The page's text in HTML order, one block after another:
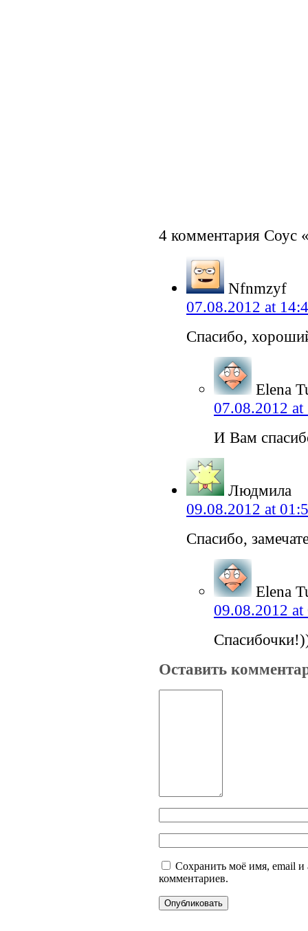
4 комментария Соус
Nfnmzyf
07.08.2012 at
Спасибо,
Elena
07.08.2012 at
И Вам
Людмила
09.08.2012 at
Спасибо,
Elena
09.08.2012 at
Оставить
Сохранить моё имя, email и
комментариев.